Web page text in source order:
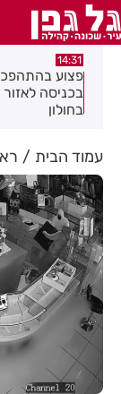
14:31
פצוע
בכניסה
בחולון
עמוד הבית